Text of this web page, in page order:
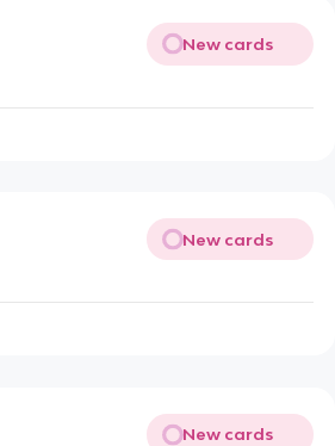
New cards
New cards
New cards